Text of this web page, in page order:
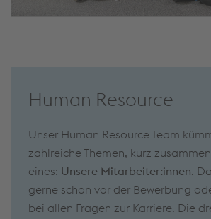
Human Resource
Unser Human Resource Team
zahlreiche Themen, kurz
eines: Unsere Mitarbeiter:innen.
gerne schon vor der Bewerbung
bei allen Fragen zur Karriere. Die